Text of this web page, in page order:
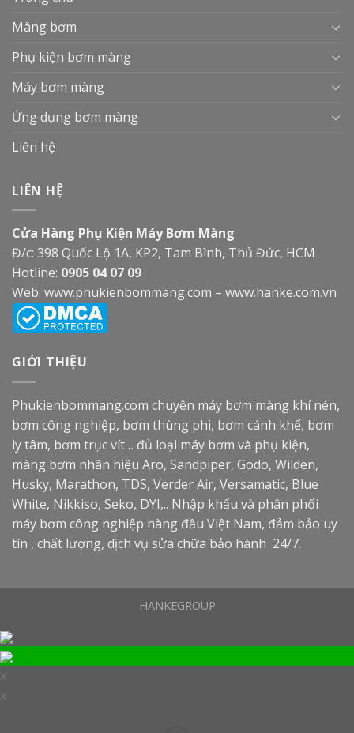
Màng bơm
Phụ kiện bơm màng
Máy bơm màng
Ứng dụng bơm màng
Liên hệ
LIÊN HỆ
Cửa Hàng Phụ Kiện Máy Bơm Màng
Đ/c: 398 Quốc Lộ 1A, KP2, Tam Bình, Thủ Đức, HCM
Hotline: 0905 04 07 09
Web: www.phukienbommang.com – www.hanke.com.vn
GIỚI THIỆU
Phukienbommang.com chuyên máy bơm màng khí nén,
bơm công nghiệp, bơm thùng phi, bơm cánh khế, bơm
ly tâm, bơm trục vít… đủ loại máy bơm và phụ kiện,
màng bơm nhãn hiệu Aro, Sandpiper, Godo, Wilden,
Husky, Marathon, TDS, Verder Air, Versamatic, Blue
White, Nikkiso, Seko, DYI,.. Nhập khẩu và phân phối
máy bơm công nghiệp hàng đầu Việt Nam, đảm bảo uy
tín , chất lượng, dịch vụ sửa chữa bảo hành 24/7.
HANKEGROUP
x
x